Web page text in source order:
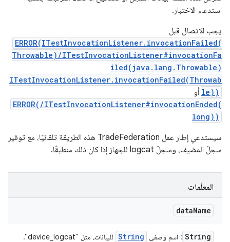
استدعاء الاختبار.
يجب الاتصال قبل
ERROR(ITestInvocationListener.invocationFailed(
Throwable)/ITestInvocationListener#invocationFa
iled(java.lang.Throwable)
ITestInvocationListener.invocationFailed(Throwab
le)) أو
ERROR(/ITestInvocationListener#invocationEnded(
long))
سيستدعي إطار عمل TradeFederation هذه الطريقة تلقائيًا، مع توفير
سجلّ المضيف، وسجلّ logcat للجهاز إذا كان ذلك منطبقًا.
المعلَمات
dataName
String : اسم وصفي String
للبيانات، مثل "device_logcat".